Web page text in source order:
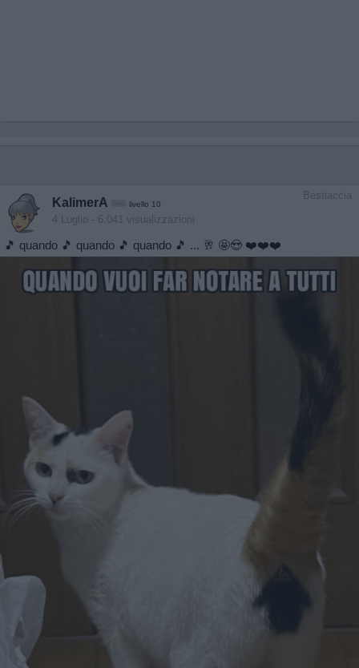
Bestiaccia
KalimerA livello 10
4 Luglio - 6.041 visualizzazioni
🎵 quando 🎵 quando 🎵 quando 🎵 ... 🥂 🤩😍 ❤️❤️❤️